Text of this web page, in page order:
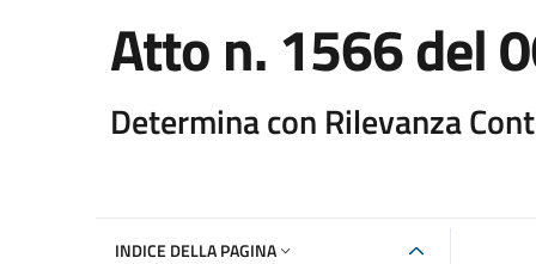
Atto n. 1566 del
Determina con Rilevanza
INDICE DELLA PAGINA